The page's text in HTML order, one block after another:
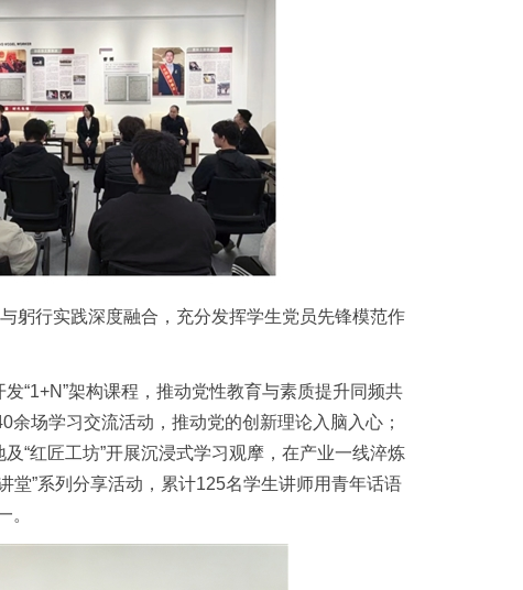
躬行实践深度融合，充分发挥学生党员先锋模范作
“1+N”架构课程，推动党性教育与素质提升同频共
余场学习交流活动，推动党的创新理论入脑入心；
“红匠工坊”开展沉浸式学习观摩，在产业一线淬炼
堂”系列分享活动，累计125名学生讲师用青年话语
。